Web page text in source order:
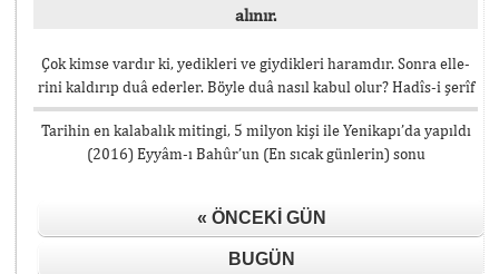
alınır.
Çok kimse vardır ki, yedikleri ve giydikleri haramdır. Sonra elle-
rini kaldırıp duâ ederler. Böyle duâ nasıl kabul olur? Hadîs-i şerîf
Tarihin en kalabalık mitingi, 5 milyon kişi ile Yenikapı’da yapıldı
(2016) Eyyâm-ı Bahûr’un (En sıcak günlerin) sonu
« ÖNCEKI GÜN
BUGÜN